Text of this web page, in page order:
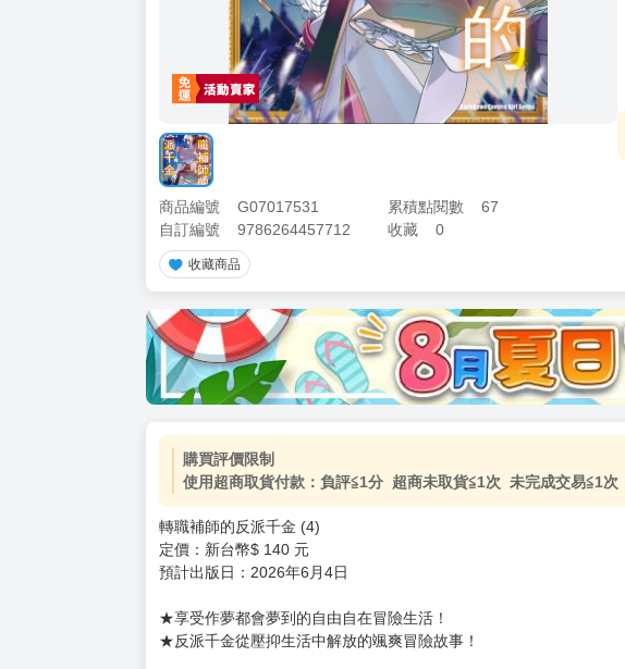
商品編號 G07017531 累積點閱數
67
自訂編號
9786264457712 收藏 0
收藏商品
加價購 ( 共
(加購品) 買動漫★《$15元-加固紙箱包裝》
-